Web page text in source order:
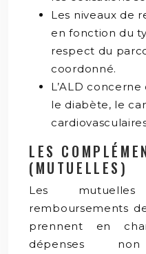
Les niveaux de
en fonction du
respect du
coordonné.
L’ALD
le diabète, le
LES
(MUTUELLES)
Les
remboursements
prennent en
dépenses